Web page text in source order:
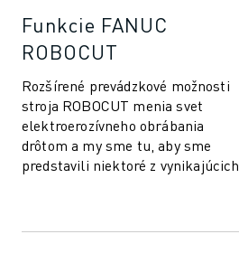
Funkcie FANUC
ROBOCUT
Rozšírené prevádzkové možnosti
stroja ROBOCUT menia svet
elektroerozívneho obrábania
drôtom a my sme tu, aby sme
predstavili niektoré z vynikajúcich